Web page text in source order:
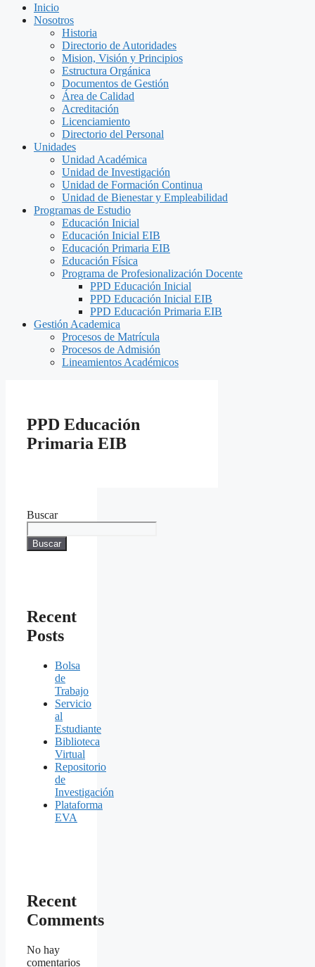
Inicio
Nosotros
Historia
Directorio de Autoridades
Mision, Visión y Principios
Estructura Orgánica
Documentos de Gestión
Área de Calidad
Acreditación
Licenciamiento
Directorio del Personal
Unidades
Unidad Académica
Unidad de Investigación
Unidad de Formación Continua
Unidad de Bienestar y Empleabilidad
Programas de Estudio
Educación Inicial
Educación Inicial EIB
Educación Primaria EIB
Educación Física
Programa de Profesionalización Docente
PPD Educación Inicial
PPD Educación Inicial EIB
PPD Educación Primaria EIB
Gestión Academica
Procesos de Matrícula
Procesos de Admisión
Lineamientos Académicos
PPD Educación
Primaria EIB
Buscar
Buscar
Recent
Posts
Bolsa
de
Trabajo
Servicio
al
Estudiante
Biblioteca
Virtual
Repositorio
de
Investigación
Plataforma
EVA
Recent
Comments
No hay
comentarios